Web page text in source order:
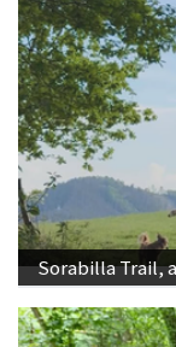
Sorabilla Trail,